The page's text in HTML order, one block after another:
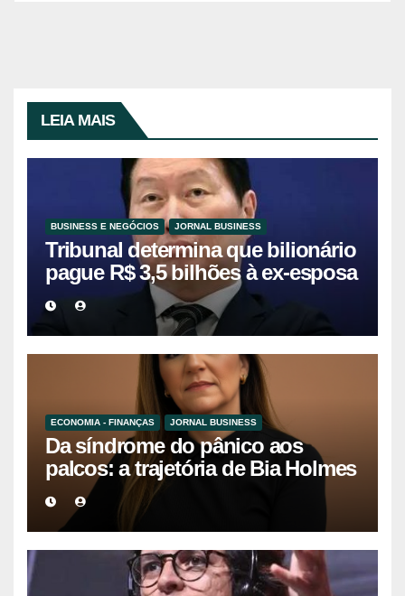
LEIA MAIS
BUSINESS E NEGÓCIOS JORNAL BUSINESS
Tribunal determina que bilionário
pague R$ 3,5 bilhões à ex-esposa
em divórcio histórico na Coreia
do Sul
ECONOMIA - FINANÇAS JORNAL BUSINESS
Da síndrome do pânico aos
palcos: a trajetória de Bia Holmes
inspira uma nova geração de
mulheres líderes